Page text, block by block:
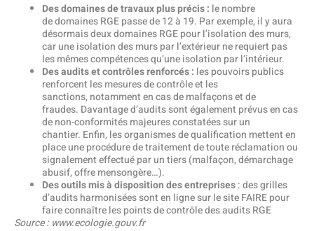
Des domaines de travaux plus précis : le nombre
de domaines RGE passe de 12 à 19. Par exemple, il y aura
désormais deux domaines RGE pour l’isolation des murs,
car une isolation des murs par l’extérieur ne requiert pas
les mêmes compétences qu’une isolation par l’intérieur.
Des audits et contrôles renforcés : les pouvoirs publics
renforcent les mesures de contrôle et les
sanctions, notamment en cas de malfaçons et de
fraudes. Davantage d’audits sont également prévus en cas
de non-conformités majeures constatées sur un
chantier. Enfin, les organismes de qualification mettent en
place une procédure de traitement de toute réclamation ou
signalement effectué par un tiers (malfaçon, démarchage
abusif, offre mensongère…).
Des outils mis à disposition des entreprises: des grilles
d’audits harmonisées sont en ligne sur le site FAIRE pour
faire connaître les points de contrôle des audits RGE
Source : www.ecologie.gouv.fr